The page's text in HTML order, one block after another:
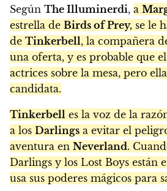
Según The Illuminerdi, a
estrella de Birds of Prey, se le
de Tinkerbell, la compañera
una oferta, y es probable que
actrices sobre la mesa, pero
candidata.
Tinkerbell es la voz de la
a los Darlings a evitar el
aventura en Neverland.
Darlings y los Lost Boys están
usa sus poderes mágicos para